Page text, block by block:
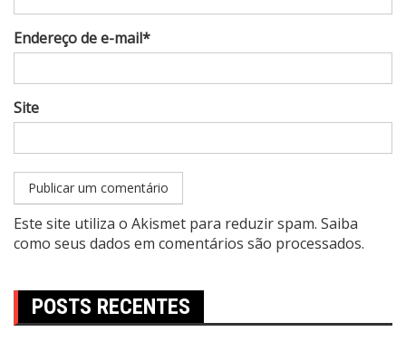
Endereço de e-mail*
Site
Este site utiliza o Akismet para reduzir spam. Saiba
como seus dados em comentários são processados.
POSTS RECENTES